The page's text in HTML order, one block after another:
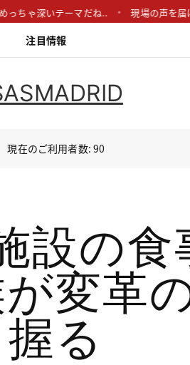
深いテーマだね.. 現場の声を届けた
注目情報
現在のご利用者数: 90
設の食
変革
握る